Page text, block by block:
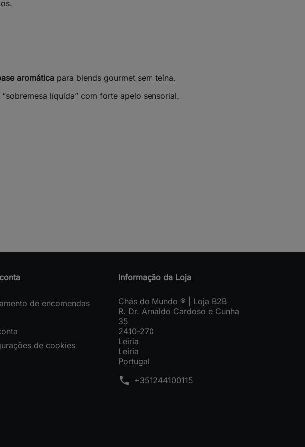
aromática para blends gourmet sem teína.
líquida” com forte apelo sensorial.
de encomendas
de cookies
Informação da Loja
Chás do Mundo ® | Loja B2B
R. Dr. Arnaldo Cardoso e Cunha
35
2410-270
Leiria
Leiria
Portugal
phone +351244100115